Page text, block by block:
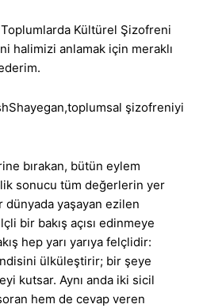
Kültürel Şizofreni
halimizi anlamak için meraklı
şizofreniyi
bırakan, bütün eylem
sonucu tüm değerlerin yer
yaşayan ezilen
bir bakış açısı edinmeye
hep yarı yarıya felçlidir:
ülküleştirir; bir şeye
kutsar. Aynı anda iki sicil
hem de cevap veren